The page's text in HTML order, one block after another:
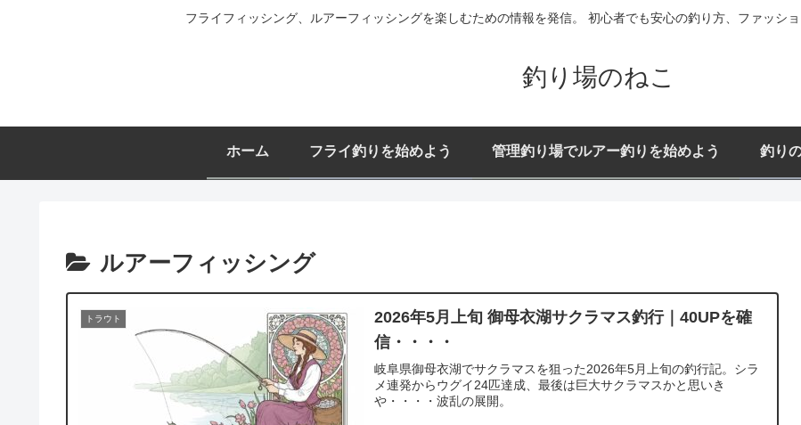
フライフィッシング、ルアーフィッシングを楽しむための情報を発信。 初心者でも安心の釣り方、ファッシ
釣り場のねこ
ホーム フライ釣りを始めよう 管理釣り場でルアー釣りを始めよう 釣り
ルアーフィッシング
トラウト
2026年5月上旬 御母衣湖サクラマス釣行｜40UPを確
信・・・・
岐阜県御母衣湖でサクラマスを狙った2026年5月上旬の釣行記。シラ
メ連発からウグイ24匹達成、最後は巨大サクラマスかと思いき
や・・・・波乱の展開。